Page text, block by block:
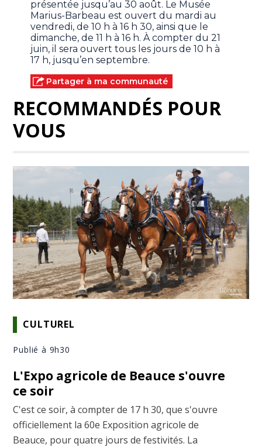
présentée jusqu’au 30 août. Le Musée
Marius-Barbeau est ouvert du mardi au
vendredi, de 10 h à 16 h 30, ainsi que le
dimanche, de 11 h à 16 h. À compter du 21
juin, il sera ouvert tous les jours de 10 h à
17 h, jusqu’en septembre.
Partager à ma communauté
RECOMMANDÉS POUR
VOUS
CULTUREL
Publié à 9h30
L'Expo agricole de Beauce s'ouvre
ce soir
C'est ce soir, à compter de 17 h 30, que s'ouvre
officiellement la 60e Exposition agricole de
Beauce, pour quatre jours de festivités. La